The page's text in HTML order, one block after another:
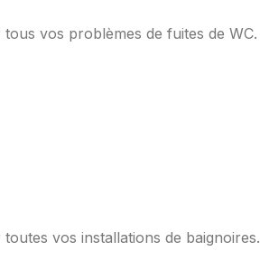
vos problèmes de fuites de WC.
vos installations de baignoires.